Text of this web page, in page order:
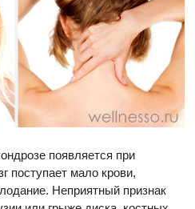
появляется при
поступает мало крови,
Неприятный признак